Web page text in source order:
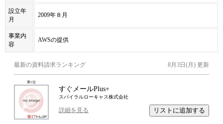
設立年
月
2009年８月
事業内
容
AWSの提供
最新の資料請求ランキング 8月3日(月) 更新
第1位
すぐメールPlus+
スパイラルローキャス株式会社
詳細を見る リストに追加する